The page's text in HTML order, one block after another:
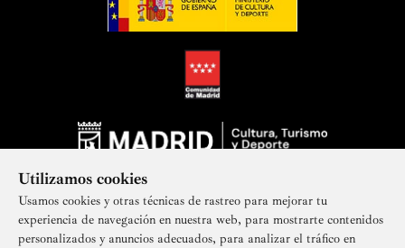
Utilizamos cookies
Usamos cookies y otras técnicas de rastreo para mejorar tu
experiencia de navegación en nuestra web, para mostrarte contenidos
personalizados y anuncios adecuados, para analizar el tráfico en